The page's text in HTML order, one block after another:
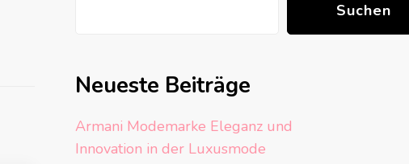
Suchen
Neueste Beiträge
Armani Modemarke Eleganz und
Innovation in der Luxusmode